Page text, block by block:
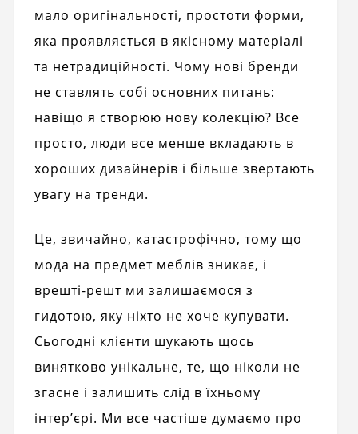
мало оригінальності, простоти форми,
яка проявляється в якісному матеріалі
та нетрадиційності. Чому нові бренди
не ставлять собі основних питань:
навіщо я створюю нову колекцію? Все
просто, люди все менше вкладають в
хороших дизайнерів і більше звертають
увагу на тренди.
Це, звичайно, катастрофічно, тому що
мода на предмет меблів зникає, і
врешті-решт ми залишаємося з
гидотою, яку ніхто не хоче купувати.
Сьогодні клієнти шукають щось
винятково унікальне, те, що ніколи не
згасне і залишить слід в їхньому
інтер’єрі. Ми все частіше думаємо про